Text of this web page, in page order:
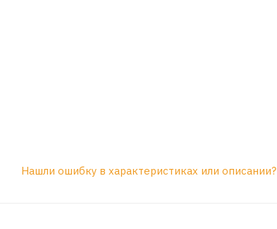
Нашли ошибку в характеристиках или описании?